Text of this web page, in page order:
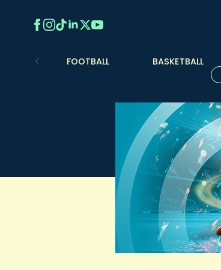
FOOTBALL BASKETBALL